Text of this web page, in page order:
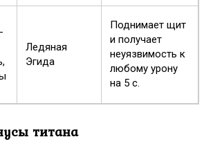
Ледяная
Эгида
Поднимает щит
и получает
неуязвимость к
любому урону
на 5 с.
титана